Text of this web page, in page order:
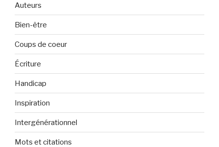
Auteurs
Bien-être
Coups de coeur
Écriture
Handicap
Inspiration
Intergénérationnel
Mots et citations